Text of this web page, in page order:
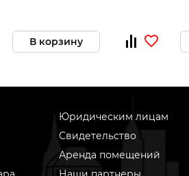
В корзину
Юридическим лицам
Свидетельство
Аренда помещений